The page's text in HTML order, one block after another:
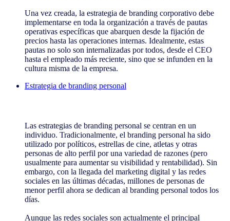
Una vez creada, la estrategia de branding corporativo debe
implementarse en toda la organización a través de pautas
operativas específicas que abarquen desde la fijación de
precios hasta las operaciones internas. Idealmente, estas
pautas no solo son internalizadas por todos, desde el CEO
hasta el empleado más reciente, sino que se infunden en la
cultura misma de la empresa.
Estrategia de branding personal
Las estrategias de branding personal se centran en un
individuo. Tradicionalmente, el branding personal ha sido
utilizado por políticos, estrellas de cine, atletas y otras
personas de alto perfil por una variedad de razones (pero
usualmente para aumentar su visibilidad y rentabilidad). Sin
embargo, con la llegada del marketing digital y las redes
sociales en las últimas décadas, millones de personas de
menor perfil ahora se dedican al branding personal todos los
días.
Aunque las redes sociales son actualmente el principal